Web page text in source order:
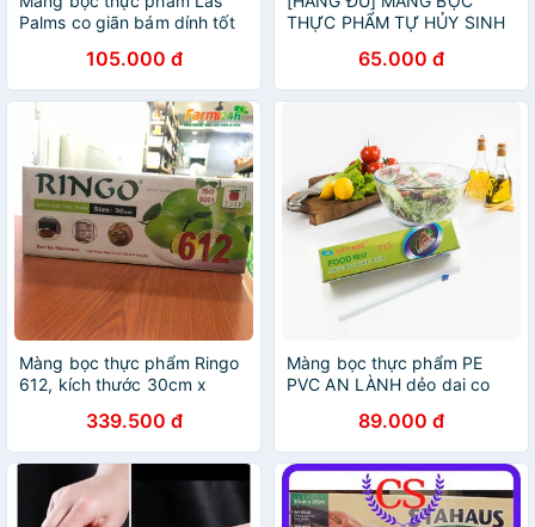
Palms co giãn bám dính tốt
toàn cho sức khỏe
105.000 đ
THỰC PHẨM TỰ HỦY SINH
CHO LÒ VI SÓNG LOẠI 400
VÒNG /200 VÒNG
65.000 đ
Màng bọc thực phẩm Ringo
612, kích thước 30cm x
co giản tốt, dùng được lò vi
sóng
339.500 đ
Màng bọc thực phẩm PE
PVC AN LÀNH dẻo dai co
200m dùng được trong lò vi
sóngsupper
89.000 đ